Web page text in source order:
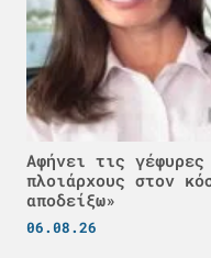
Αφήνει τις
πλοιάρχους στον
αποδείξω»
06.08.26